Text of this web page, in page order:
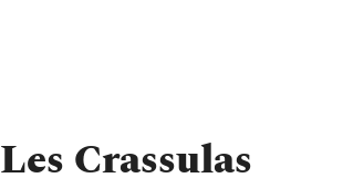
Les Crassulas